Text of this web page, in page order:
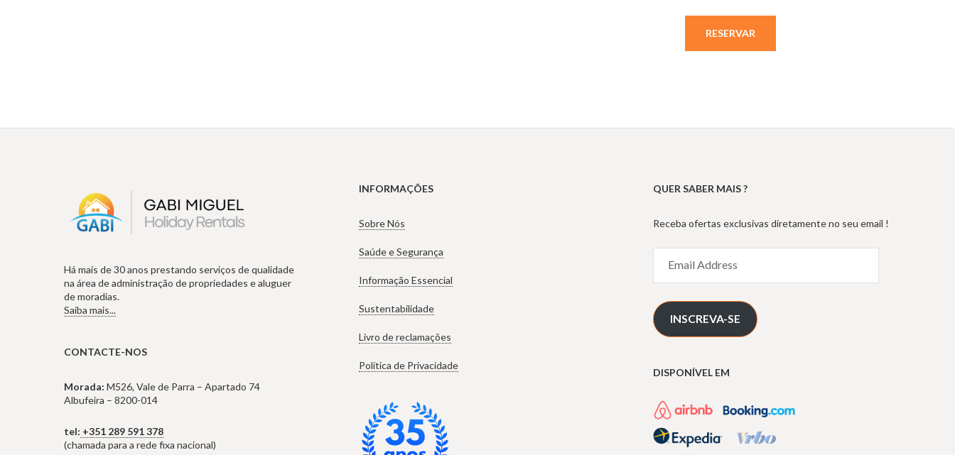
RESERVAR
Há mais de 30 anos prestando serviços de qualidade
na área de administração de propriedades e aluguer
de moradias.
Saiba mais...
CONTACTE-NOS
Morada: M526, Vale de Parra – Apartado 74
Albufeira – 8200-014
tel: +351 289 591 378
(chamada para a rede fixa nacional)
INFORMAÇÕES
Sobre Nós
Saúde e Segurança
Informação Essencial
Sustentabilidade
Livro de reclamações
Política de Privacidade
QUER SABER MAIS ?
Receba ofertas exclusivas diretamente no seu email !
Address
INSCREVA-SE
DISPONÍVEL EM